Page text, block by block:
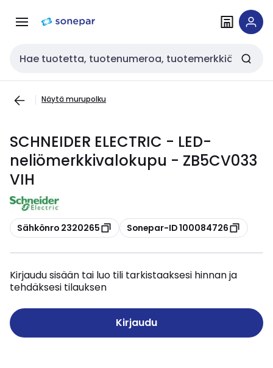
navigointiinsisältöön
Haku
Näytä murupolku
SCHNEIDER ELECTRIC - LED-
neliömerkkivalokupu - ZB5CV033
VIH
Kopioi
Sähkönro 2320265 Kopioi
Sonepar-ID 100084726
Kirjaudu sisään tai luo tili tarkistaaksesi hinnan ja
tehdäksesi tilauksen
Kirjaudu